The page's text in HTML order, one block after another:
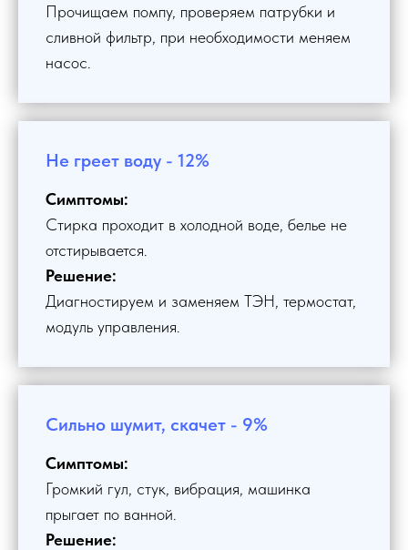
Прочищаем помпу, проверяем патрубки и
сливной фильтр, при необходимости меняем
насос.
Не греет воду - 12%
Симптомы:
Стирка проходит в холодной воде, белье не
отстирывается.
Решение:
Диагностируем и заменяем ТЭН, термостат,
модуль управления.
Сильно шумит, скачет - 9%
Симптомы:
Громкий гул, стук, вибрация, машинка
прыгает по ванной.
Решение: